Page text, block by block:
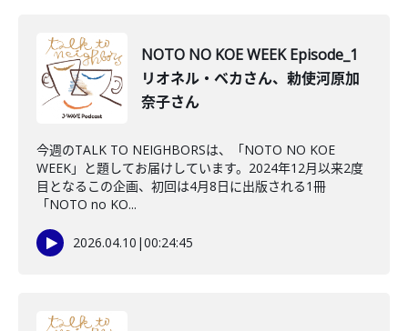
NOTO NO KOE WEEK Episode_1
リオネル・ベカさん、勅使河原加
奈子さん
今週のTALK TO NEIGHBORSは、「NOTO NO KOE
WEEK」と題してお届けしています。2024年12月以来2度
目となるこの企画、初回は4月8日に出版される1冊
「NOTO no KO...
2026.04.10 |00:24:45